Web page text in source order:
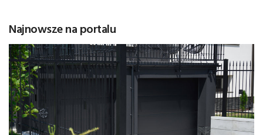
Najnowsze na portalu